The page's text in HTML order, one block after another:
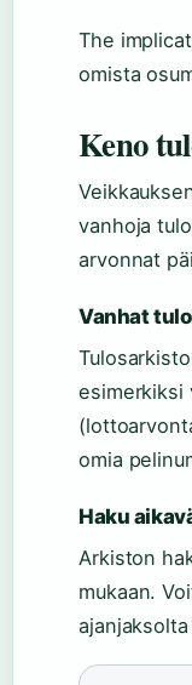
The
omista
Keno
vanhoja
arvonnat
Vanhat
esimerkiksi
omia
Haku
Arkiston
mukaan.